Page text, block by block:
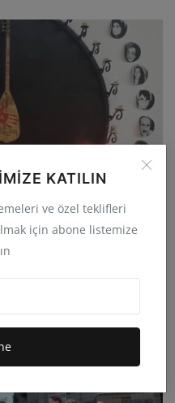
KATILIN
ve özel teklifleri
için abone listemize
BİR MADIMAK